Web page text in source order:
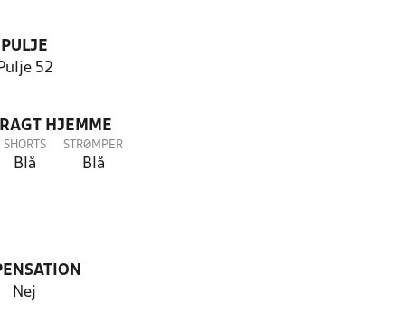
PULJE
52
HJEMME
SHORTS
Blå
STRØMPER
Blå
Nej